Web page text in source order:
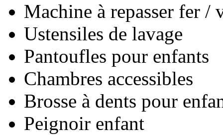
Machine à repasser fer /
Ustensiles de lavage
Pantoufles pour enfants
Chambres accessibles
Brosse à dents pour
Peignoir enfant